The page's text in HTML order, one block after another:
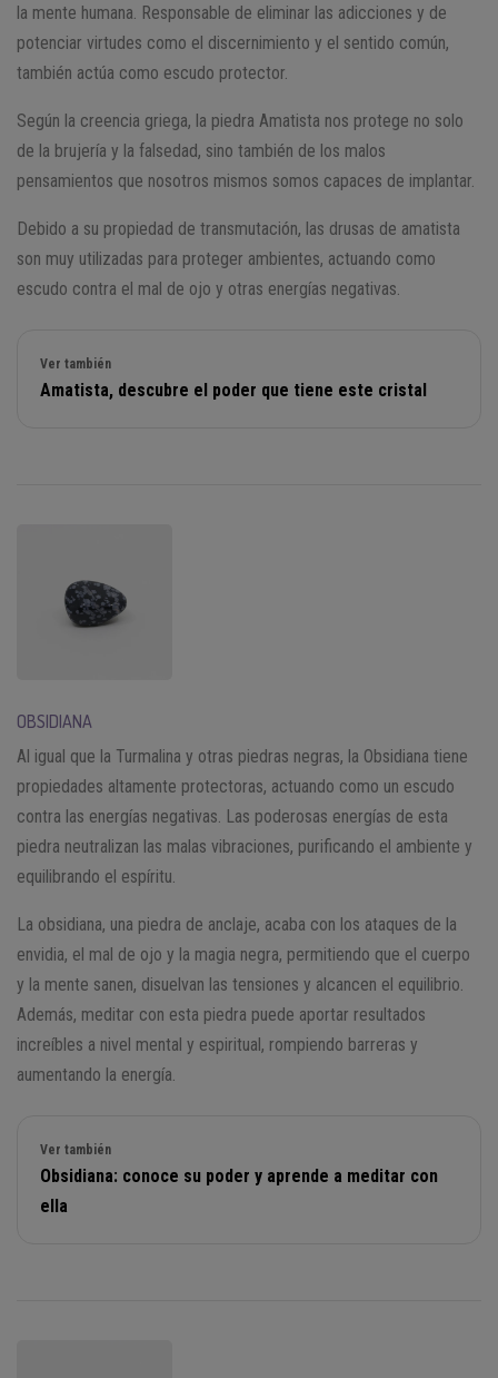
la mente humana. Responsable de eliminar las adicciones y de
potenciar virtudes como el discernimiento y el sentido común,
también actúa como escudo protector.
Según la creencia griega, la piedra Amatista nos protege no solo
de la brujería y la falsedad, sino también de los malos
pensamientos que nosotros mismos somos capaces de implantar.
Debido a su propiedad de transmutación, las drusas de amatista
son muy utilizadas para proteger ambientes, actuando como
escudo contra el mal de ojo y otras energías negativas.
Ver también
Amatista, descubre el poder que tiene este cristal
OBSIDIANA
Al igual que la Turmalina y otras piedras negras, la Obsidiana tiene
propiedades altamente protectoras, actuando como un escudo
contra las energías negativas. Las poderosas energías de esta
piedra neutralizan las malas vibraciones, purificando el ambiente y
equilibrando el espíritu.
La obsidiana, una piedra de anclaje, acaba con los ataques de la
envidia, el mal de ojo y la magia negra, permitiendo que el cuerpo
y la mente sanen, disuelvan las tensiones y alcancen el equilibrio.
Además, meditar con esta piedra puede aportar resultados
increíbles a nivel mental y espiritual, rompiendo barreras y
aumentando la energía.
Ver también
Obsidiana: conoce su poder y aprende a meditar con
ella